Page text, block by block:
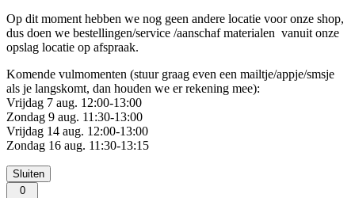
Op dit moment hebben we nog geen andere locatie voor onze shop,
dus doen we bestellingen/service /aanschaf materialen vanuit onze
opslag locatie op afspraak.
Komende vulmomenten (stuur graag even een mailtje/appje/smsje
als je langskomt, dan houden we er rekening mee):
Vrijdag 7 aug. 12:00-13:00
Zondag 9 aug. 11:30-13:00
Vrijdag 14 aug. 12:00-13:00
Zondag 16 aug. 11:30-13:15
Sluiten
0